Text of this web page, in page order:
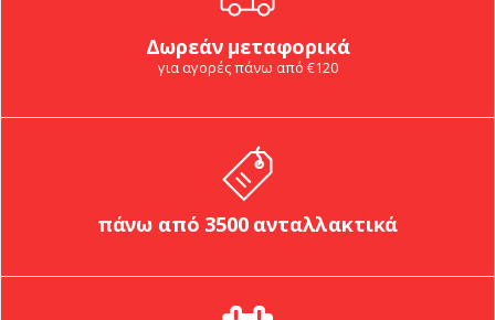
Δωρεάν μεταφορικά
για αγορές πάνω από €120
πάνω από 3500 ανταλλακτικά